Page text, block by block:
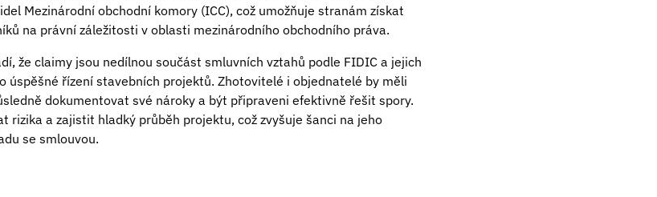
Mezinárodní obchodní komory (ICC), což umožňuje stranám získat
na právní záležitosti v oblasti mezinárodního obchodního práva.
že claimy jsou nedílnou součást smluvních vztahů podle FIDIC a jejich
úspěšné řízení stavebních projektů. Zhotovitelé i objednatelé by měli
dokumentovat své nároky a být připraveni efektivně řešit spory.
rizika a zajistit hladký průběh projektu, což zvyšuje šanci na jeho
se smlouvou.